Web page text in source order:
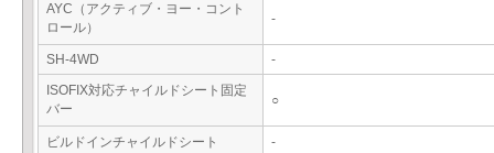
AYC（アクティブ・ヨー・コント
ロール）
-
SH-4WD
-
ISOFIX対応チャイルドシート固定
バー
○
ビルドインチャイルドシート -